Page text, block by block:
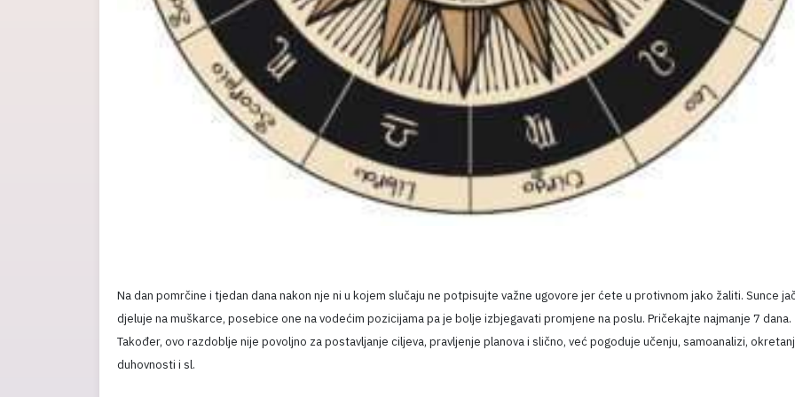
Na dan pomrčine i tjedan dana nakon nje ni u kojem slučaju ne potpisujte važne ugovore jer ćete u protivnom jako žaliti. Sunce
djeluje na muškarce, posebice one na vodećim pozicijama pa je bolje izbjegavati promjene na poslu. Pričekajte najmanje 7 dana.
Također, ovo razdoblje nije povoljno za postavljanje ciljeva, pravljenje planova i slično, već pogoduje učenju, samoanalizi,
duhovnosti i sl.